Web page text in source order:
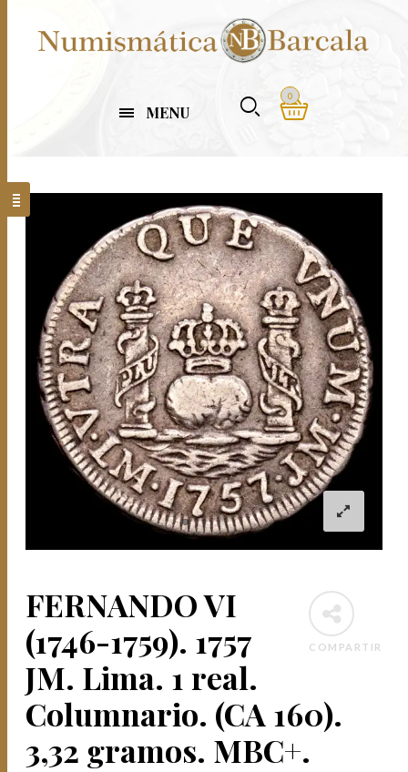
MENU
0
COMPARTIR
FERNANDO VI
(1746-1759). 1757
JM. Lima. 1 real.
Columnario. (CA 160).
3,32 gramos. MBC+.